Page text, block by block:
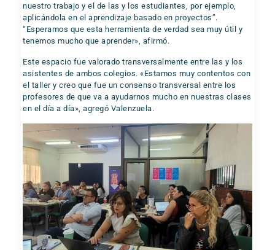
nuestro trabajo y el de las y los estudiantes, por ejemplo,
aplicándola en el aprendizaje basado en proyectos”.
“Esperamos que esta herramienta de verdad sea muy útil y
tenemos mucho que aprender», afirmó.
Este espacio fue valorado transversalmente entre las y los
asistentes de ambos colegios. «Estamos muy contentos con
el taller y creo que fue un consenso transversal entre los
profesores de que va a ayudarnos mucho en nuestras clases
en el día a día», agregó Valenzuela.